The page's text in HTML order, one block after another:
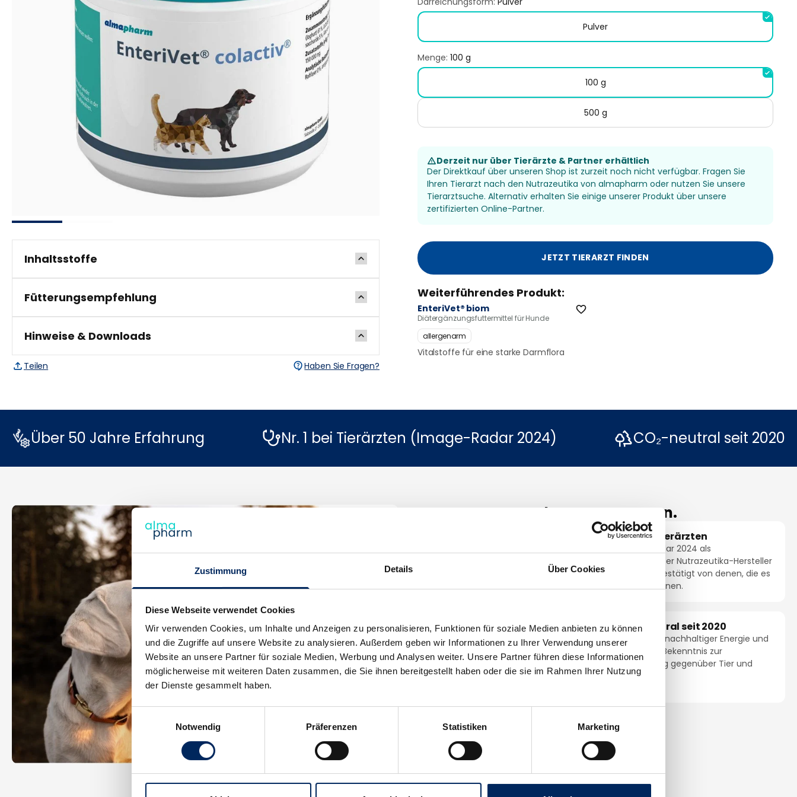
Zustimmung Details Über Cookies
Diese Webseite verwendet Cookies
Wir verwenden Cookies, um Inhalte und Anzeigen zu personalisieren, Funktionen für soziale Medien anbieten zu können
und die Zugriffe auf unsere Website zu analysieren. Außerdem geben wir Informationen zu Ihrer Verwendung unserer
Website an unsere Partner für soziale Medien, Werbung und Analysen weiter. Unsere Partner führen diese Informationen
möglicherweise mit weiteren Daten zusammen, die Sie ihnen bereitgestellt haben oder die sie im Rahmen Ihrer Nutzung
der Dienste gesammelt haben.
Einwilligungsauswahl
Notwendig
Präferenzen Statistiken Marketing
Inhaltsstoffe
Fütterungsempfehlung
Hinweise & Downloads
Teilen Haben Sie Fragen?
Pulver
Menge: 100 g
100 g
500 g
Derzeit nur über Tierärzte & Partner erhältlich
Der Direktkauf über unseren Shop ist zurzeit noch nicht verfügbar. Fragen Sie
Ihren Tierarzt nach den Nutrazeutika von almapharm oder nutzen Sie unsere
Tierarztsuche. Alternativ erhalten Sie einige unserer Produkt über unsere
zertifizierten Online-Partner.
JETZT TIERARZT FINDEN
Weiterführendes Produkt:
EnteriVet® biom
Diätergänzungsfuttermittel für Hunde
allergenarm
Vitalstoffe für eine starke Darmflora
Über 50 Jahre Erfahrung Nr. 1 bei Tierärzten (Image-Radar 2024) CO₂-neutral seit 2020
Warum unsere Kunden uns vertrauen.
veterinärmedizinischer Expertise.
Nr. 1 bei Tierärzten
Im Image-Radar 2024 als
kompetentester Nutrazeutika-Hersteller
auf Platz 1 – bestätigt von denen, die es
beurteilen können.
In-house im Allgäu,
Deutschland
Forschung, Entwicklung und Produktion
unter einem Dach – zertifiziert nach DIN
ISO 9001 für höchste Qualitäts- und
CO₂-neutral seit 2020
Betrieben mit nachhaltiger Energie und
einem klaren Bekenntnis zur
Verantwortung gegenüber Tier und
Natur.